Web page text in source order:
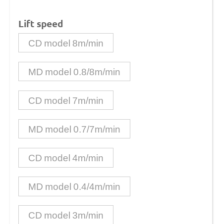
Lift speed
CD model 8m/min
MD model 0.8/8m/min
CD model 7m/min
MD model 0.7/7m/min
CD model 4m/min
MD model 0.4/4m/min
CD model 3m/min